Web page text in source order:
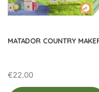
MATADOR COUNTRY
€22.00